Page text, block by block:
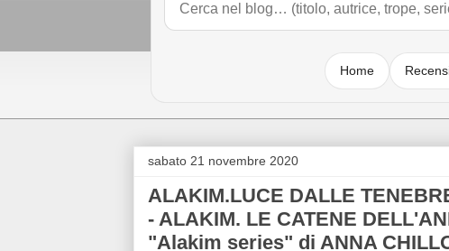
Home
sabato 21 novembre 2020
ALAKIM.LUCE DALLE
- ALAKIM. LE CATENE
"Alakim series" di ANNA